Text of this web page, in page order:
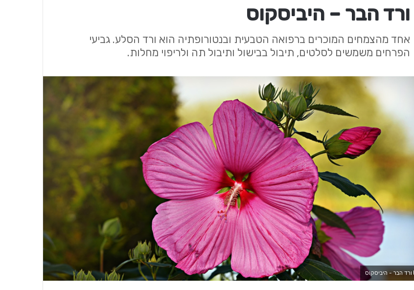
ורד הבר – היביסקוס
אחד מהצמחים המוכרים ברפואה הטבעית ובנטורופתיה הוא ורד הסלע. גביעי
הפרחים משמשים לסלטים, תיבול בבישול ותיבול תה ולריפוי מחלות.
ורד הבר - היביסקוס